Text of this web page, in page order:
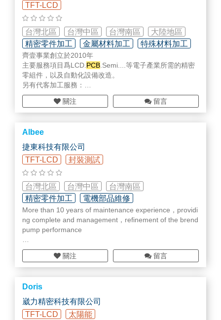
TFT-LCD
台灣北區 台灣中區 台灣南區
大陸地區
精密零件加工
金屬材料加工 特殊材料加工
齊壹事業創立於2010年
主要服務項目爲LCD.PCB.Semi....等電子產業所需的精密
零組件，以及自動化設備改造。
另有代客加工服務：
應用 - LCD、SEMICON 用精密部品、真空腔體、航太組
件等精密加
材料 - 可供應一般／高階／ESD工程塑料，不鏽鋼 (奧氏體
系列)、鈦合金等等，或依客戶提供料件代工。
擁有研發與製作團隊，豐厚的技術經驗與能量，站在客戶
需求與成本角度，提供全方位的專業服務！
關注 留言
Albee
捷東科技有限公司
TFT-LCD
封裝測試
台灣北區 台灣中區
台灣南區
精密零件加工
電機部品維修
幫浦/真空部品/維修
More than 10 years of maintenance experience，providi
ng complete and management，refinement of the brend
pump performance
Good maintenance technology team
Maintenance test center
Good service quality
Technical support
Problem
1.專業維修真空PUMP維修及買賣
關注 留言
Doris
崴力精密科技有限公司
TFT-LCD
太陽能